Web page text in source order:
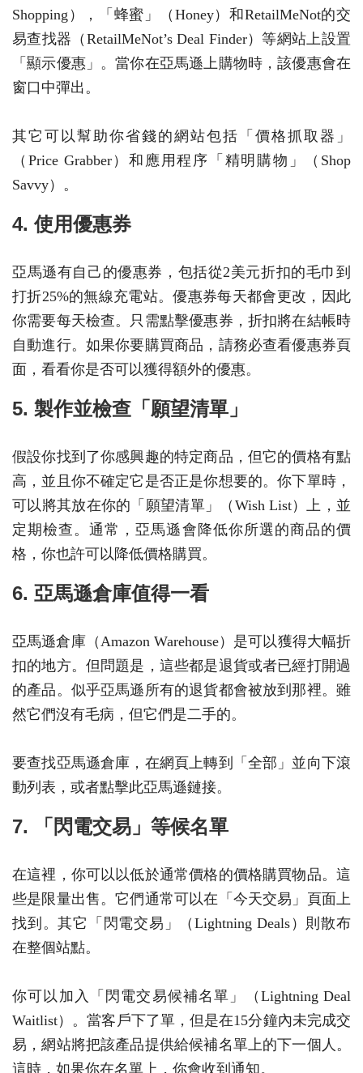
Shopping），「蜂蜜」（Honey）和RetailMeNot的交
易查找器（RetailMeNot’s Deal Finder）等網站上設置
「顯示優惠」。當你在亞馬遜上購物時，該優惠會在
窗口中彈出。
其它可以幫助你省錢的網站包括「價格抓取器」
（Price Grabber）和應用程序「精明購物」（Shop
Savvy）。
4. 使用優惠券
亞馬遜有自己的優惠券，包括從2美元折扣的毛巾到
打折25%的無線充電站。優惠券每天都會更改，因此
你需要每天檢查。只需點擊優惠券，折扣將在結帳時
自動進行。如果你要購買商品，請務必查看優惠券頁
面，看看你是否可以獲得額外的優惠。
5. 製作並檢查「願望清單」
假設你找到了你感興趣的特定商品，但它的價格有點
高，並且你不確定它是否正是你想要的。你下單時，
可以將其放在你的「願望清單」（Wish List）上，並
定期檢查。通常，亞馬遜會降低你所選的商品的價
格，你也許可以降低價格購買。
6. 亞馬遜倉庫值得一看
亞馬遜倉庫（Amazon Warehouse）是可以獲得大幅折
扣的地方。但問題是，這些都是退貨或者已經打開過
的產品。似乎亞馬遜所有的退貨都會被放到那裡。雖
然它們沒有毛病，但它們是二手的。
要查找亞馬遜倉庫，在網頁上轉到「全部」並向下滾
動列表，或者點擊此亞馬遜鏈接。
7. 「閃電交易」等候名單
在這裡，你可以以低於通常價格的價格購買物品。這
些是限量出售。它們通常可以在「今天交易」頁面上
找到。其它「閃電交易」（Lightning Deals）則散布
在整個站點。
你可以加入「閃電交易候補名單」（Lightning Deal
Waitlist）。當客戶下了單，但是在15分鐘內未完成交
易，網站將把該產品提供給候補名單上的下一個人。
這時，如果你在名單上，你會收到通知。